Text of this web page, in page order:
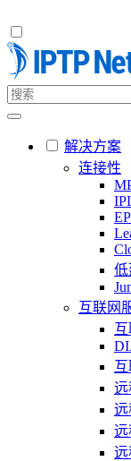
解决方案
连接性
低
互联网
互
远
远
远